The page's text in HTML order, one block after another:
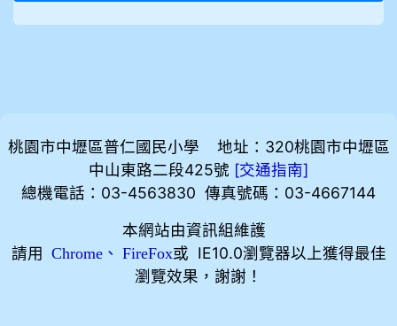
桃園市中壢區普仁國民小學 地址：320桃園市中壢區
中山東路二段425號 [交通指南]
總機電話：03-4563830 傳真號碼：03-4667144
本網站由資訊組維護
請用
Chrome、 FireFox或 IE10.0瀏覽器以上獲得最佳
瀏覽效果，謝謝！